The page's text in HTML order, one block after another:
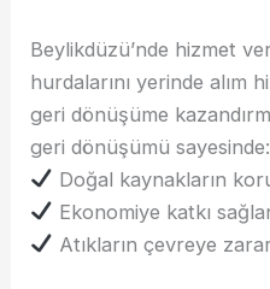
Beylikdüzü’nde hizmet
hurdalarını yerinde alım
geri dönüşüme
geri dönüşümü sayesinde:
Doğal kaynakların
Ekonomiye katkı
Atıkların çevreye